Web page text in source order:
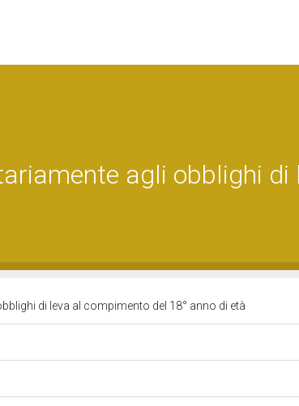
agli obblighi di
di leva al compimento del 18° anno di età